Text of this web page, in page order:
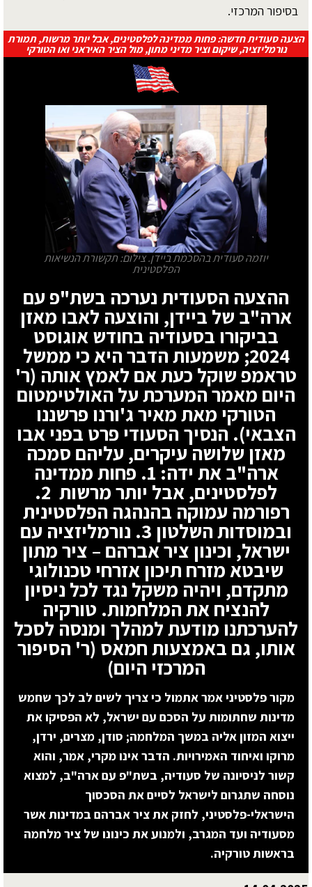
בסיפור המרכזי.
הצעה סעודית חדשה: פחות ממדינה לפלסטינים, אבל יותר מרשות, תמורת
נורמליזציה, שיקום וציר מדיני מתון, מול הציר האיראני ואו הטורקי
יוזמה סעודית בהסכמת ביידן. צילום: תקשורת הנשיאות
הפלסטינית
ההצעה הסעודית נערכה בשת"פ עם
ארה"ב של ביידן, והוצעה לאבו מאזן
בביקורו בסעודיה בחודש אוגוסט
2024; משמעות הדבר היא כי ממשל
טראמפ שוקל כעת אם לאמץ אותה (ר'
היום מאמר המערכת על האולטימטום
הטורקי מאת מאיר ג'ורנו פרשננו
הצבאי). הנסיך הסעודי פרט בפני אבו
מאזן שלושה עיקרים, עליהם סמכה
ארה"ב את ידה: 1. פחות ממדינה
לפלסטינים, אבל יותר מרשות 2.
רפורמה עמוקה בהנהגה הפלסטינית
ובמוסדות השלטון 3. נורמליזציה עם
ישראל, וכינון ציר אברהם – ציר מתון
שיבטא מזרח תיכון אזרחי טכנולוגי
מתקדם, ויהיה משקל נגד לכל ניסיון
להנציח את המלחמות. טורקיה
להערכתנו מודעת למהלך ומנסה לסכל
אותו, גם באמצעות חמאס (ר' הסיפור
המרכזי היום)
מקור פלסטיני אמר אתמול כי צריך לשים לב לכך שחמש
מדינות שחתומות על הסכם עם ישראל, לא הפסיקו את
ייצוא המזון אליה במשך המלחמה; סודן, מצרים, ירדן,
מרוקו ואיחוד האמירויות. הדבר אינו מקרי, אמר, והוא
קשור לניסיונה של סעודיה, בשת"פ עם ארה"ב, למצוא
נוסחה שתגרום לישראל לסיים את הסכסוך
הישראלי-פלסטיני, לחזק את ציר אברהם במדינות אשר
מסעודיה ועד המגרב, ולמנוע את כינונו של ציר מלחמה
בראשות טורקיה.